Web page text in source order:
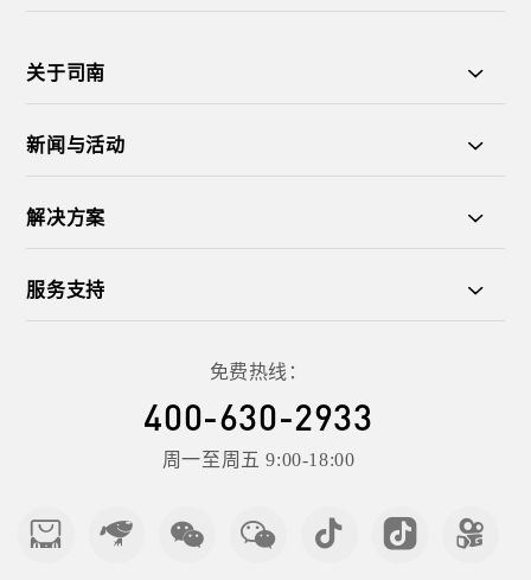
免费热线：
400-630-2933
周一至周五 9:00-18:00
关于司南
新闻与活动
解决方案
服务支持